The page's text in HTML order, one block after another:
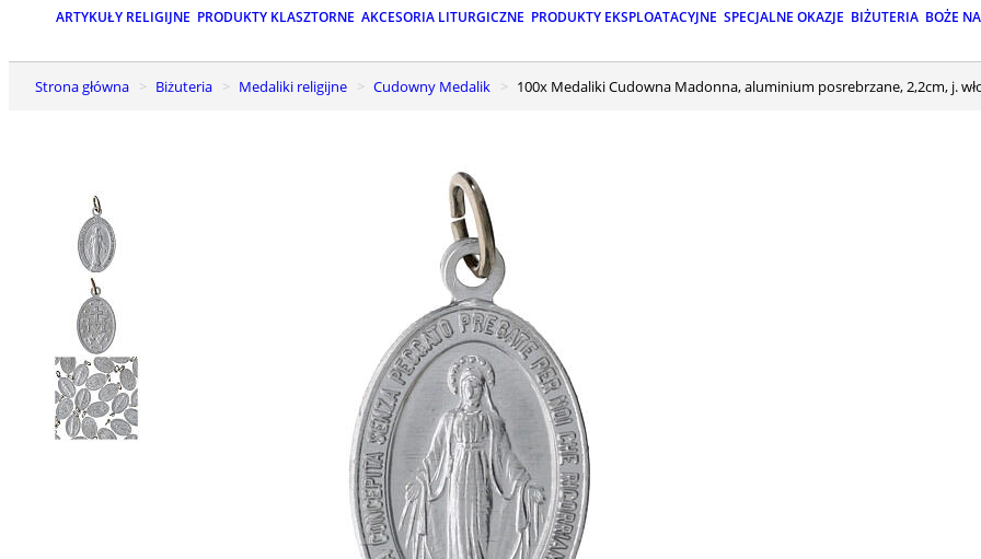
ARTYKUŁY RELIGIJNE PRODUKTY KLASZTORNE AKCESORIA LITURGICZNE PRODUKTY EKSPLOATACYJNE SPECJALNE OKAZJE BIŻUTERIA BOŻE
Strona główna Biżuteria Medaliki religijne Cudowny Medalik 100x Medaliki Cudowna Madonna, aluminium posrebrzane, 2,2cm, j.